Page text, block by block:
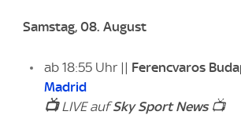
Samstag, 08. August
ab 18:55 Uhr || Ferencvaros
Madrid
📺LIVE aufSky Sport News📺